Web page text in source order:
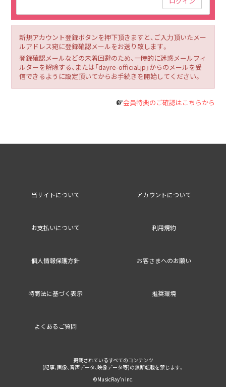
新規アカウント登録ボタンを押下頂きますと、ご入力頂いたメー
ルアドレス宛に登録確認メールをお送り致します。
登録確認メールなどの未着回避のため、一時的に迷惑メールフィ
ルターを解除する、または「dayre-official.jp」からのメールを受
信できるように設定頂いてからお手続きを開始してください。
会員特典のご確認はこちらから
当サイトについて アカウントについて
お支払いについて 利用規約
個人情報保護方針 お客さまへのお願い
特商法に基づく表示 推奨環境
よくあるご質問
掲載されているすべてのコンテンツ
(記事、画像、音声データ、映像データ等)の無断転載を禁じます。
©MusicRay’n Inc.